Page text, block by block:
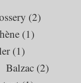
(2)
(1)
(1)
Balzac (2)